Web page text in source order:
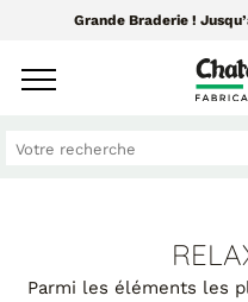
Grande Braderie !
CANAPÉS ET
MEUBLES ET
Parmi les éléments les